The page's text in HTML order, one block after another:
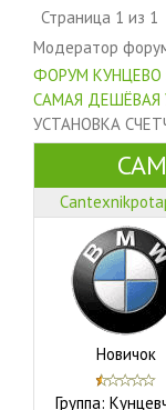
Страница 1 из 1
Модератор
ФОРУМ КУНЦЕВО
САМАЯ ДЕШЁВАЯ
УСТАНОВКА
Новичок
Группа: